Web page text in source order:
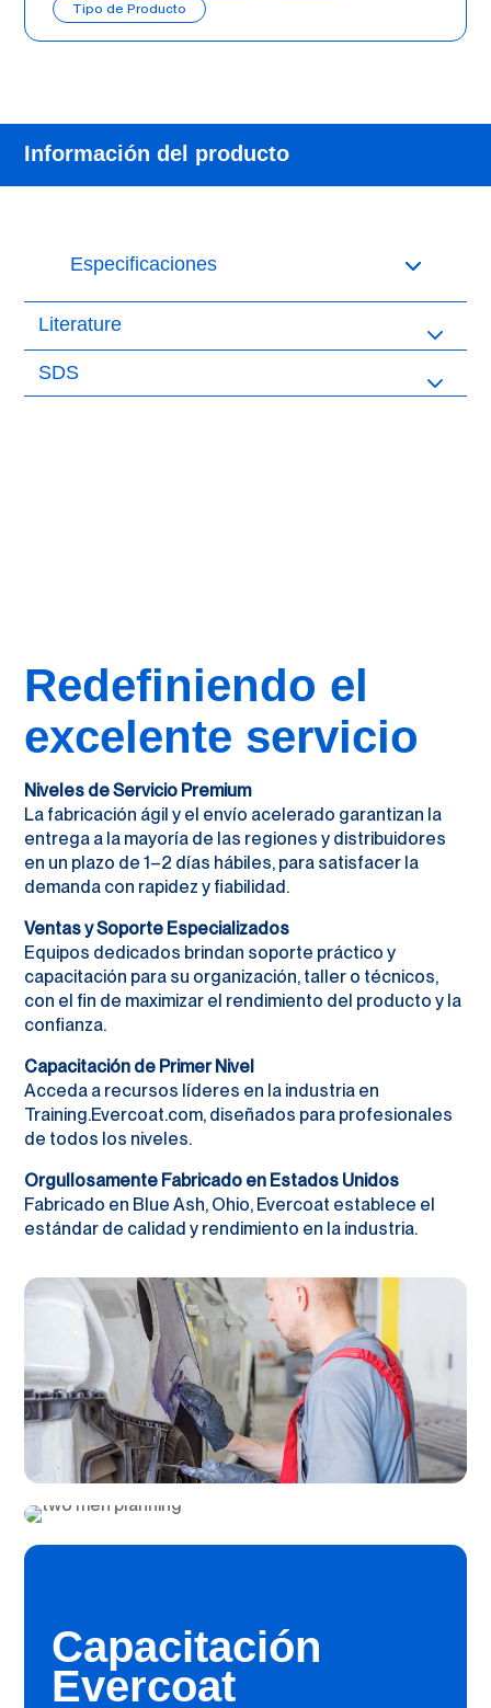
Tipo de Producto
Información del producto
Especificaciones
Literature
SDS
Redefiniendo el
excelente servicio
Niveles de Servicio Premium
La fabricación ágil y el envío acelerado garantizan la
entrega a la mayoría de las regiones y distribuidores
en un plazo de 1–2 días hábiles, para satisfacer la
demanda con rapidez y fiabilidad.
Ventas y Soporte Especializados
Equipos dedicados brindan soporte práctico y
capacitación para su organización, taller o técnicos,
con el fin de maximizar el rendimiento del producto y la
confianza.
Capacitación de Primer Nivel
Acceda a recursos líderes en la industria en
Training.Evercoat.com, diseñados para profesionales
de todos los niveles.
Orgullosamente Fabricado en Estados Unidos
Fabricado en Blue Ash, Ohio, Evercoat establece el
estándar de calidad y rendimiento en la industria.
Capacitación
Evercoat